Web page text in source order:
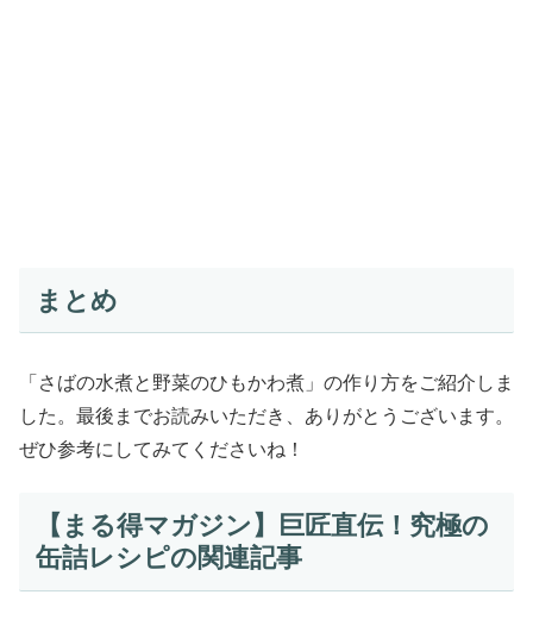
まとめ
「さばの水煮と野菜のひもかわ煮」の作り方をご紹介しま
した。最後までお読みいただき、ありがとうございます。
ぜひ参考にしてみてくださいね！
【まる得マガジン】巨匠直伝！究極の
缶詰レシピの関連記事